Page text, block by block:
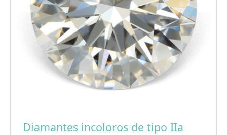
Diamantes incoloros de tipo IIa